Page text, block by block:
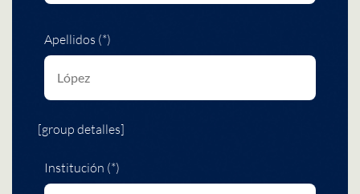
Apellidos (*)
[group detalles]
Institución (*)